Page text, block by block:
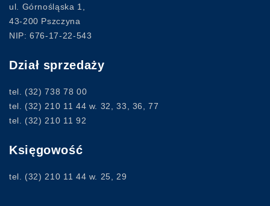
ul. Górnośląska 1,
43-200 Pszczyna
NIP: 676-17-22-543
Dział sprzedaży
tel. (32) 738 78 00
tel. (32) 210 11 44 w. 32, 33, 36, 77
tel. (32) 210 11 92
Księgowość
tel. (32) 210 11 44 w. 25, 29